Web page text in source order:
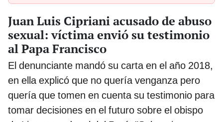
Juan Luis Cipriani acusado de abuso
sexual: víctima envió su testimonio
al Papa Francisco
El denunciante mandó su carta en el año 2018,
en ella explicó que no quería venganza pero
quería que tomen en cuenta su testimonio para
tomar decisiones en el futuro sobre el obispo